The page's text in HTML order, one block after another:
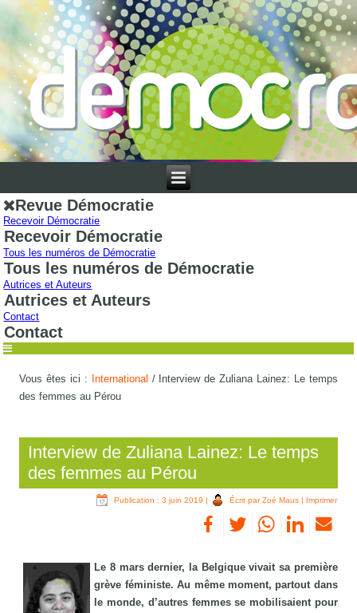
Revue Démocratie
Recevoir Démocratie
Recevoir Démocratie
Tous les numéros de Démocratie
Tous les numéros de Démocratie
Autrices et Auteurs
Autrices et Auteurs
Contact
Contact
Vous êtes ici : International / Interview de Zuliana Lainez: Le temps
des femmes au Pérou
Interview de Zuliana Lainez: Le temps
des femmes au Pérou
Publication : 3 juin 2019 | Écrit par Zoé Maus| Imprimer
Le 8 mars dernier, la Belgique vivait sa première
grève féministe. Au même moment, partout dans
le monde, d’autres femmes se mobilisaient pour